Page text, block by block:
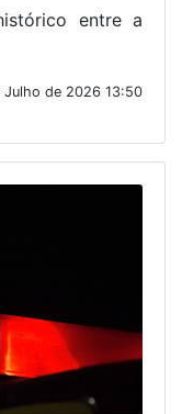
entre a
Julho de 2026 13:50